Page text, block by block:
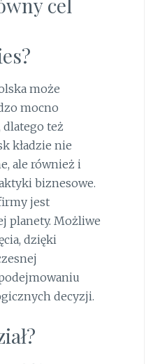
może
mocno
dlatego też
kładzie nie
ale również i
biznesowe.
jest
planety. Możliwe
dzięki
decyzji.